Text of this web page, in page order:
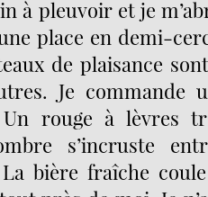
à pleuvoir et je
place en demi-
de plaisance
Je commande
rouge à lèvres
s’incruste
La bière fraîche